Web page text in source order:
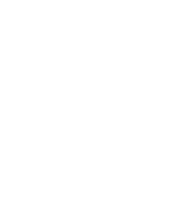
le sous-menu.